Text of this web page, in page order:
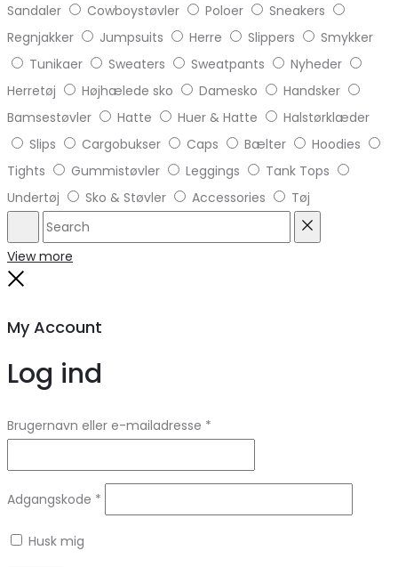
Sandaler
Cowboystøvler Poloer
Sneakers
Regnjakker
Jumpsuits Herre Slippers
Smykker
Tunikaer
Sweaters Sweatpants
Nyheder
Herretøj
Højhælede sko Damesko
Handsker
Bamsestøvler
Hatte Huer & Hatte
Halstørklæder
Slips
Cargobukser Caps Bælter
Hoodies
Tights
Gummistøvler Leggings
Tank Tops
Undertøj
Sko & Støvler Accessories Tøj
Search
View more
My Account
Log ind
Brugernavn eller e-mailadresse *
Adgangskode *
Husk mig